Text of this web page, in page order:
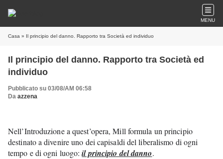
MENU
Casa » Il principio del danno. Rapporto tra Società ed individuo
Il principio del danno. Rapporto tra Società ed
individuo
Pubblicato su 03/08/AM 06:58
Da azzena
Nell’Introduzione a quest’opera, Mill formula un principio
destinato a divenire uno dei capisaldi del liberalismo di ogni
tempo e di ogni luogo: il principio del danno.